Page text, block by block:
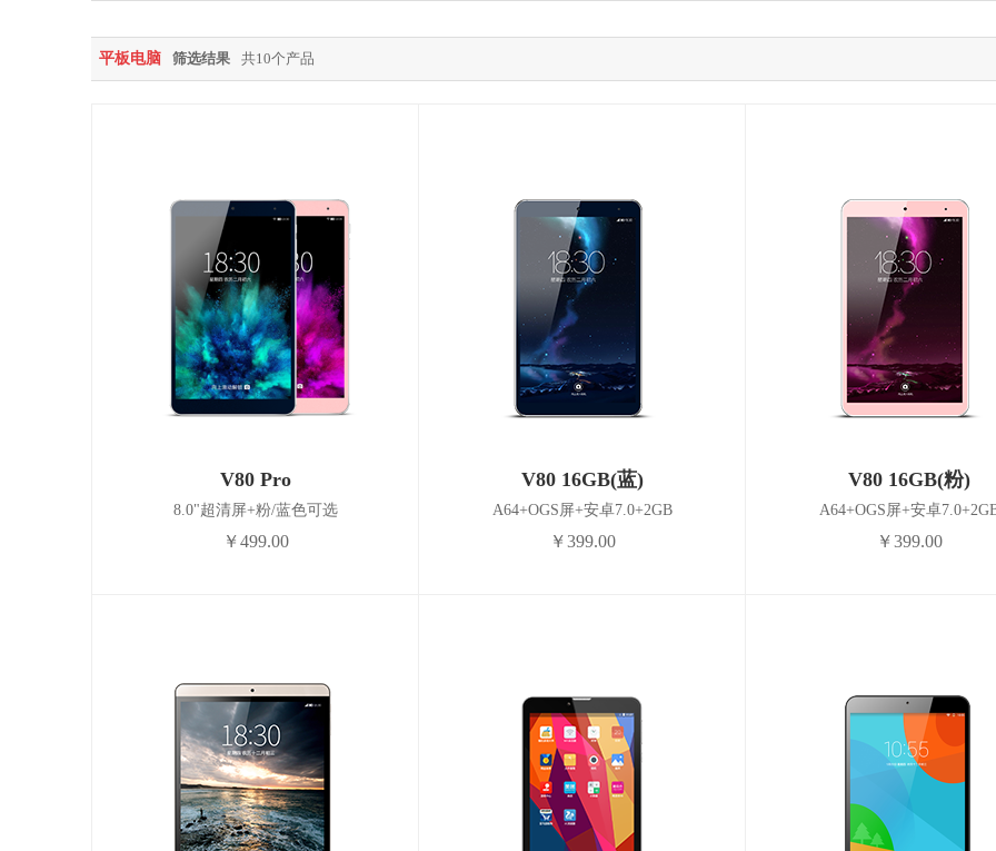
平板电脑 筛选结果 共10个产品
V80 Pro
8.0"超清屏+粉/蓝色可选
￥499.00
V80 16GB(蓝)
A64+OGS屏+安卓7.0+2GB
￥399.00
V80 16GB(粉)
A64+OGS屏+安卓
￥399.00